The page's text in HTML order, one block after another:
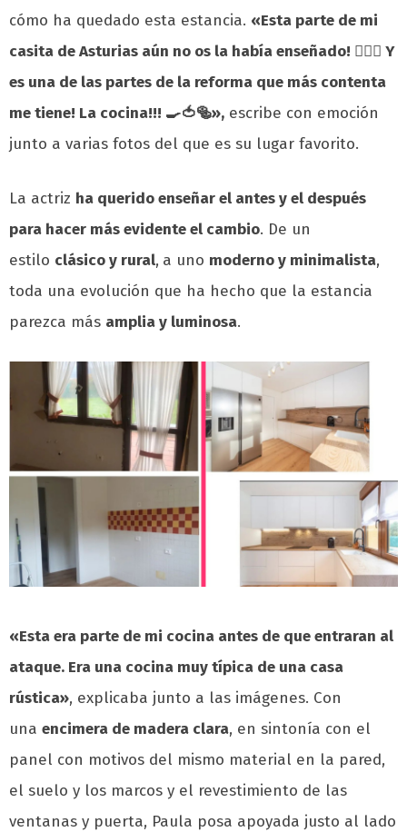
cómo ha quedado esta estancia. «Esta parte de mi
casita de Asturias aún no os la había enseñado! 🙆🏻‍♀️ Y
es una de las partes de la reforma que más contenta
me tiene! La cocina!!! 🍳🍅🥯», escribe con emoción
junto a varias fotos del que es su lugar favorito.
La actriz ha querido enseñar el antes y el después
para hacer más evidente el cambio. De un
estilo clásico y rural, a uno moderno y minimalista,
toda una evolución que ha hecho que la estancia
parezca más amplia y luminosa.
«Esta era parte de mi cocina antes de que entraran al
ataque. Era una cocina muy típica de una casa
rústica», explicaba junto a las imágenes. Con
una encimera de madera clara, en sintonía con el
panel con motivos del mismo material en la pared,
el suelo y los marcos y el revestimiento de las
ventanas y puerta, Paula posa apoyada justo al lado